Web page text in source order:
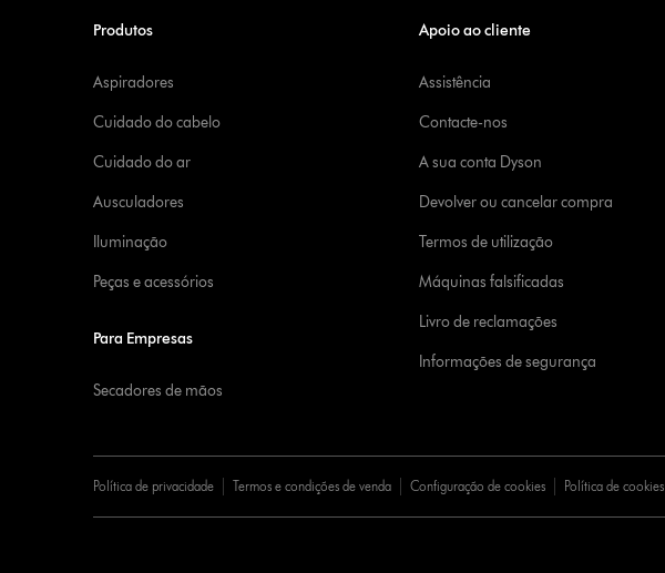
Produtos
Aspiradores
Cuidado do cabelo
Cuidado do ar
Ausculadores
Iluminação
Peças e acessórios
Para Empresas
Secadores de mãos
Apoio ao cliente
Assistência
Contacte-nos
A sua conta Dyson
Devolver ou cancelar compra
Termos de utilização
Máquinas falsificadas
Livro de reclamações
Informações de segurança
Política de privacidade Termos e condições de venda Configuração de cookies Política de cookies